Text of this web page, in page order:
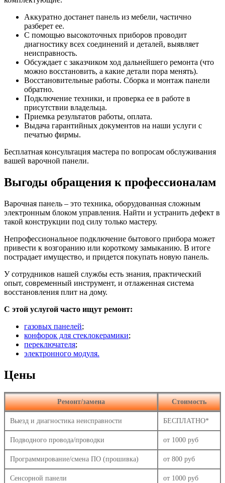
Аккуратно достанет панель из мебели, частично
разберет ее.
С помощью высокоточных приборов проводит
диагностику всех соединений и деталей, выявляет
неисправность.
Обсуждает с заказчиком ход дальнейшего ремонта (что
можно восстановить, а какие детали пора менять).
Восстановительные работы. Сборка и монтаж панели
обратно.
Подключение техники, и проверка ее в работе в
присутствии владельца.
Приемка результатов работы, оплата.
Выдача гарантийных документов на наши услуги с
печатью фирмы.
Бесплатная консультация мастера по вопросам обслуживания
вашей варочной панели.
Выгоды обращения к профессионалам
Варочная панель – это техника, оборудованная сложным
электронным блоком управления. Найти и устранить дефект в
такой конструкции под силу только мастеру.
Непрофессиональное подключение бытового прибора может
привести к возгоранию или короткому замыканию. В итоге
пострадает имущество, и придется покупать новую панель.
У сотрудников нашей службы есть знания, практический
опыт, современный инструмент, и отлаженная система
восстановления плит на дому.
С этой услугой часто ищут ремонт:
газовых панелей;
конфорок для стеклокерамики;
переключателя;
электронного модуля.
Цены
Ремонт/замена Стоимость
Выезд и диагностика неисправности БЕСПЛАТНО*
Подводного провода/проводки от 1000 руб
Программирование/смена ПО (прошивка) от 800 руб
Сенсорной панели от 1000 руб